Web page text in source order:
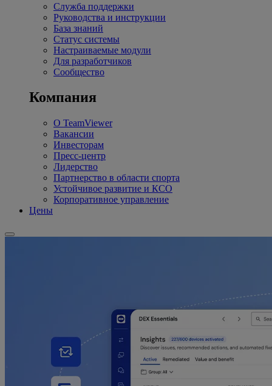
Служба поддержки
Руководства и инструкции
База знаний
Статус системы
Настраиваемые модули
Для разработчиков
Сообщество
Компания
О TeamViewer
Вакансии
Инвесторам
Пресс-центр
Лидерство
Партнерство в области спорта
Устойчивое развитие и КСО
Корпоративное управление
Цены